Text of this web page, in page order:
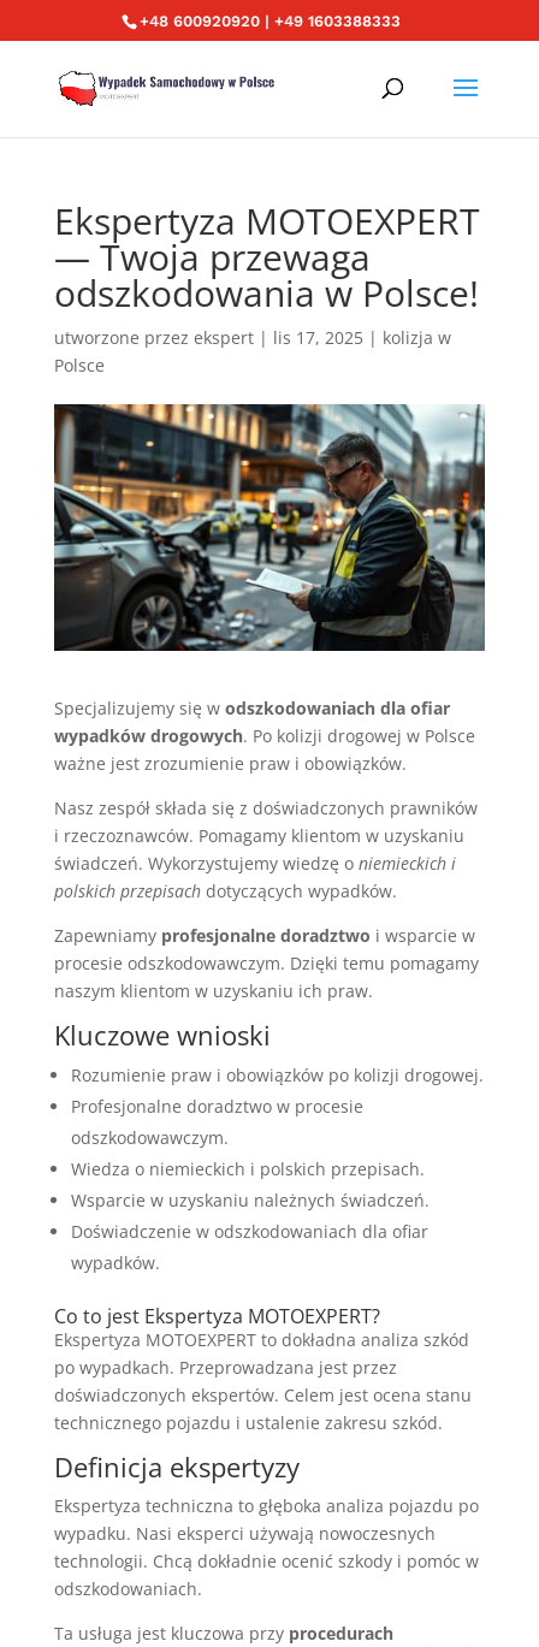
+48 600920920 | +49 1603388333
Ekspertyza MOTOEXPERT
— Twoja przewaga
odszkodowania w Polsce!
utworzone przez ekspert| lis 17, 2025| kolizja w
Polsce
Specjalizujemy się w odszkodowaniach dla ofiar
wypadków drogowych. Po kolizji drogowej w Polsce
ważne jest zrozumienie praw i obowiązków.
Nasz zespół składa się z doświadczonych prawników
i rzeczoznawców. Pomagamy klientom w uzyskaniu
świadczeń. Wykorzystujemy wiedzę o niemieckich i
polskich przepisachdotyczących wypadków.
Zapewniamy profesjonalne doradztwo i wsparcie w
procesie odszkodowawczym. Dzięki temu pomagamy
naszym klientom w uzyskaniu ich praw.
Kluczowe wnioski
Rozumienie praw i obowiązków po kolizji drogowej.
Profesjonalne doradztwo w procesie
odszkodowawczym.
Wiedza o niemieckich i polskich przepisach.
Wsparcie w uzyskaniu należnych świadczeń.
Doświadczenie w odszkodowaniach dla ofiar
wypadków.
Co to jest Ekspertyza MOTOEXPERT?
Ekspertyza MOTOEXPERT to dokładna analiza szkód
po wypadkach. Przeprowadzana jest przez
doświadczonych ekspertów. Celem jest ocena stanu
technicznego pojazdu i ustalenie zakresu szkód.
Definicja ekspertyzy
Ekspertyza techniczna to głęboka analiza pojazdu po
wypadku. Nasi eksperci używają nowoczesnych
technologii. Chcą dokładnie ocenić szkody i pomóc w
odszkodowaniach.
Ta usługa jest kluczowa przy procedurach